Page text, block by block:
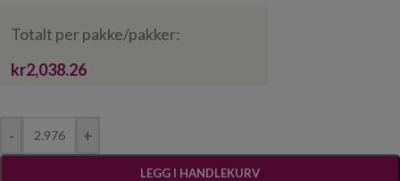
Totalt per pakke/pakker:
kr2,038.26
- +
LEGG I HANDLEKURV